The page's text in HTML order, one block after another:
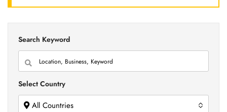
Search Keyword
Select Country
All Countries